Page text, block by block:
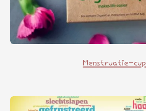
Menstruatie-cup